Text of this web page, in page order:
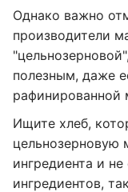
Однако важно
производители
полезным, даже
рафинированной
Ищите хлеб,
цельнозерновую
ингредиента и
ингредиентов,